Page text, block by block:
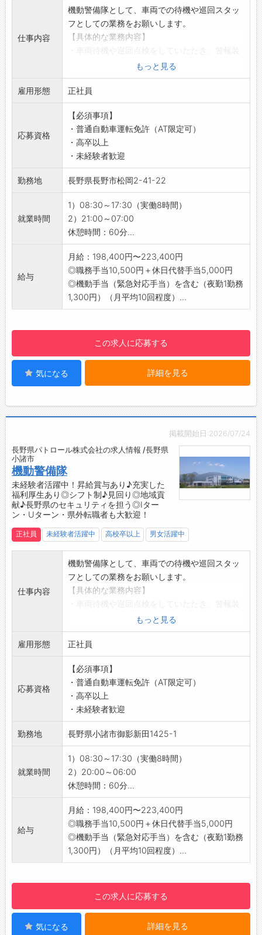
ランまで、幅広い年齢層が活躍している職場で
す！
・チームワークを大切にし、協力しながら働く
■警備事業本部 機動警備隊
「周りの上司と先輩に恵まれ、仲間や会社のた
めに働けることにやりがいを感じています。
仕事を通じて多くの方から「ありがとう」の
言葉をかけていただくことで、人の役に立てて
いることを実感すると、この仕事をやっていて
よかったと思います。」
【こんな方はぜひ！】
◆人と話すことが好きな方
◇明るく元気に行動できる方
◆チームワークを大切に仕事に取り組める方
仕事内容
機動警備隊として、車両での待機や巡回スタッ
フとしての業務をお願いします。
【具体的な業務内容】
置が作動した際に、会社・事務所・個人宅へ急
行し、異常の確認・処置をしていただきます。
◎対応範囲は決められており、遠距離への出動
は基本的にありませんので、無理なく継続的に
働くことができます！
【おすすめポイント】
◆未経験からでもキャリアアップできる環境で
す！
・丁寧な研修が用意されており、資格や経験が
なくても安心してスタートできます◎
としてのキャリアを築くことが可能です。
【研修制度】
◇充実のサポート体制あり！
・「お客様の安心・安全を守る」ことを使命
に、プロとして研修は欠かせません！
・入社時に警備員研修を行いますので、初めて
の方も安心してスタートできます。
【ステップアップ】
◆資格支援制度あり！
・資格支援制度を活用し、資格取得により給与
・あなたのキャリアアップを応援し、長期的な
【やりがい】
・機動警備隊として、直接お客様と接し、「あ
を感じられるやりがいのある仕事です。
・安全を守る使命感とお客様の信頼を得ること
で、日々の業務に誇りを持って取り組めます。
【職場の雰囲気】
・和やかな雰囲気の職場で、社歴や部署に関係
なく、皆が笑顔で交流しています♪
・若い勢力の新卒からキャリア20年以上のベテ
ランまで、幅広い年齢層が活躍している職場で
す！
・チームワークを大切にし、協力しながら働く
環境が整っています◎
■警備事業本部 機動警備隊
「周りの上司と先輩に恵まれ、仲間や会社のた
めに働けることにやりがいを感じています。
仕事を通じて多くの方から「ありがとう」の
言葉をかけていただくことで、人の役に立てて
いることを実感すると、この仕事をやっていて
よかったと思います。」
【こんな方はぜひ！】
◆人と話すことが好きな方
◇明るく元気に行動できる方
もっと見る
雇用形態 正社員
応募資格
【必須事項】
・普通自動車運転免許（AT限定可）
・高卒以上
・未経験者歓迎
勤務地 長野県長野市松岡2-41-22
就業時間
1）08:30～17:30（実働8時間）
2）21:00～07:00
休憩時間：60分...
給与
月給：198,400円〜223,400円
◎職務手当10,500円＋休日代替手当5,000円
◎機動手当（緊急対応手当）を含む（夜勤1勤務
1,300円）（月平均10回程度）...
この求人に応募する
気になる 詳細を見る
掲載開始日:2026/07/24
長野県パトロール株式会社の求人情報 /長野県
小諸市
機動警備隊
未経験者活躍中！昇給賞与あり♪充実した
福利厚生あり◎シフト制♪見回り◎地域貢
献♪長野県のセキュリティを担う◎Iター
ン・Uターン・県外転職者も大歓迎！
正社員 未経験者活躍中 高校卒以上 男女活躍中
仕事内容
機動警備隊として、車両での待機や巡回スタッ
フとしての業務をお願いします。
【具体的な業務内容】
置が作動した際に、会社・事務所・個人宅へ急
行し、異常の確認・処置をしていただきます。
◎対応範囲は決められており、遠距離への出動
は基本的にありませんので、無理なく継続的に
働くことができます！
【おすすめポイント】
◆未経験からでもキャリアアップできる環境で
す！
・丁寧な研修が用意されており、資格や経験が
なくても安心してスタートできます◎
としてのキャリアを築くことが可能です。
【研修制度】
◇充実のサポート体制あり！
・「お客様の安心・安全を守る」ことを使命
に、プロとして研修は欠かせません！
・入社時に警備員研修を行いますので、初めて
の方も安心してスタートできます。
◆資格支援制度あり！
・資格支援制度を活用し、資格取得により給与
もっと見る
雇用形態 正社員
応募資格
【必須事項】
・普通自動車運転免許（AT限定可）
・高卒以上
・未経験者歓迎
勤務地 長野県小諸市御影新田1425-1
就業時間
1）08:30～17:30（実働8時間）
2）20:00～06:00
休憩時間：60分...
給与
月給：198,400円〜223,400円
◎職務手当10,500円＋休日代替手当5,000円
◎機動手当（緊急対応手当）を含む（夜勤1勤務
1,300円）（月平均10回程度）...
この求人に応募する
気になる 詳細を見る